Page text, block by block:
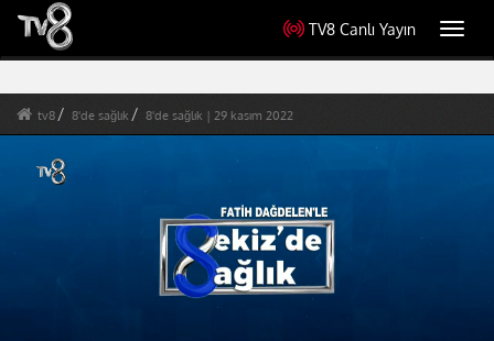
TV8 Canlı Yayın
tv8 8'de sağlık 8'de sağlık | 29 kasım 2022